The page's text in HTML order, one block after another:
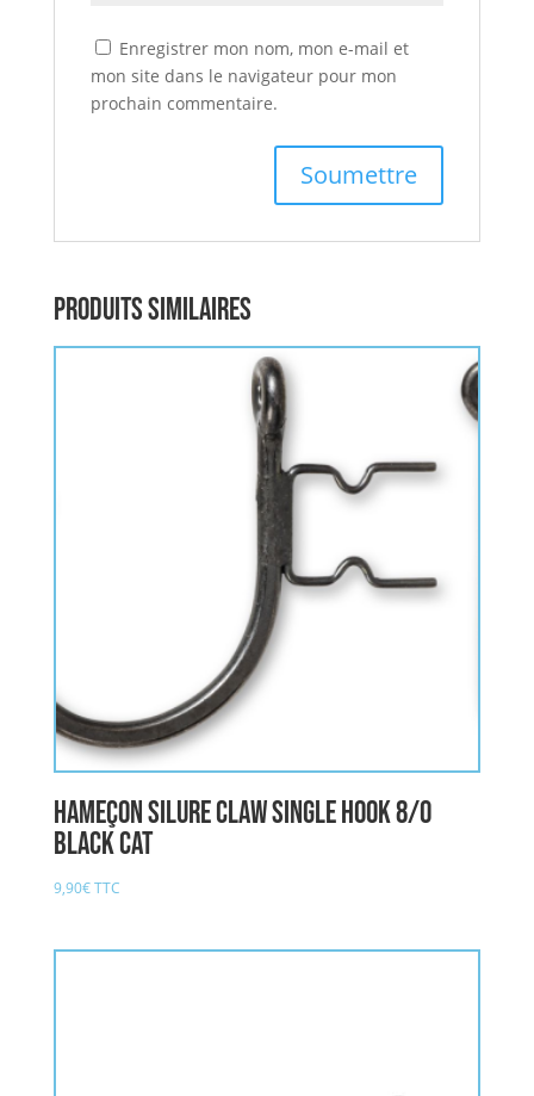
Enregistrer mon nom, mon e-mail et
mon site dans le navigateur pour mon
prochain commentaire.
Produits similaires
Hameçon Silure CLAW SINGLE HOOK 8/0
BLACK CAT
9,90€TTC